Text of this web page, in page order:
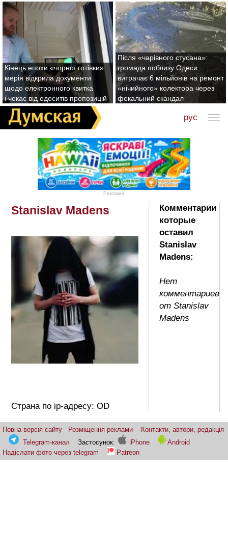
Кінець епохи «чорної готівки»:
мерія відкрила документи
щодо електронного квитка
і чекає від одеситів пропозицій
Після «чарівного стусана»:
громада поблизу Одеси
витрачає 6 мільйонів на ремонт
«нічийного» колектора через
фекальний скандал
рус
Реклама
Stanislav Madens
Страна по ip-адресу: OD
Комментарии
которые
оставил
Stanislav
Madens:
Нет
комментариев
от Stanislav
Madens
Повна версія сайту Розміщення реклами
Контакти, автори, редакція
Telegram-канал
Застосунок: iPhone
Android
Надіслати фото через telegram
Patreon